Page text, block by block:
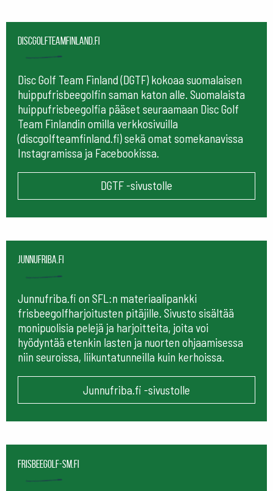
Discgolfteamfinland.fi
Disc Golf Team Finland (DGTF) kokoaa suomalaisen
huippufrisbeegolfin saman katon alle. Suomalaista
huippufrisbeegolfia pääset seuraamaan Disc Golf
Team Finlandin omilla verkkosivuilla
(discgolfteamfinland.fi) sekä omat somekanavissa
Instagramissa ja Facebookissa.
DGTF -sivustolle
Junnufriba.fi
Junnufriba.fi on SFL:n materiaalipankki
frisbeegolfharjoitusten pitäjille. Sivusto sisältää
monipuolisia pelejä ja harjoitteita, joita voi
hyödyntää etenkin lasten ja nuorten ohjaamisessa
niin seuroissa, liikuntatunneilla kuin kerhoissa.
Junnufriba.fi -sivustolle
frisbeegolf-sm.fi